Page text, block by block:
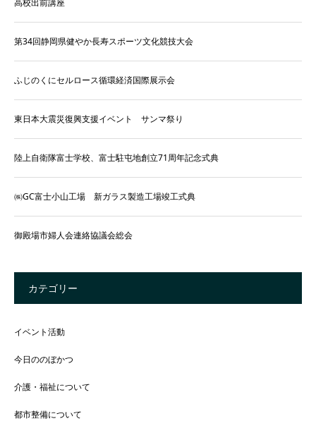
第34回静岡県健やか長寿スポーツ文化競技大会
ふじのくにセルロース循環経済国際展示会
東日本大震災復興支援イベント サンマ祭り
陸上自衛隊富士学校、富士駐屯地創立71周年記念式典
㈱GC富士小山工場 新ガラス製造工場竣工式典
御殿場市婦人会連絡協議会総会
カテゴリー
イベント活動
今日ののぼかつ
介護・福祉について
都市整備について